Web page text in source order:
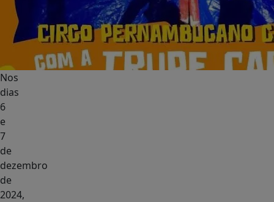
Nos
dias
6
e
7
de
dezembro
de
2024,